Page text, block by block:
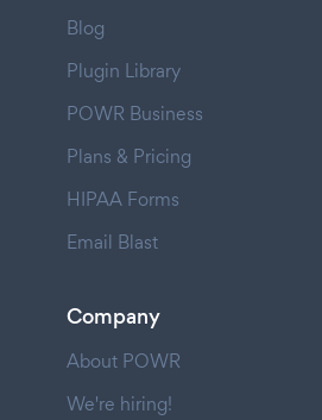
Blog
Plugin Library
POWR Business
Plans & Pricing
HIPAA Forms
Email Blast
Company
About POWR
We're hiring!